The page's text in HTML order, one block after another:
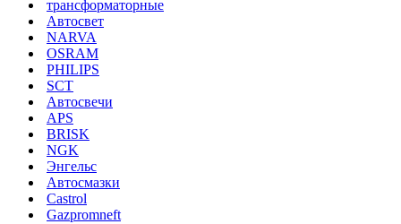
трансформаторные
Автосвет
NARVA
OSRAM
PHILIPS
SCT
Автосвечи
APS
BRISK
NGK
Энгельс
Автосмазки
Castrol
Gazpromneft